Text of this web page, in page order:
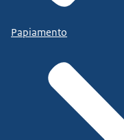
Papiamento